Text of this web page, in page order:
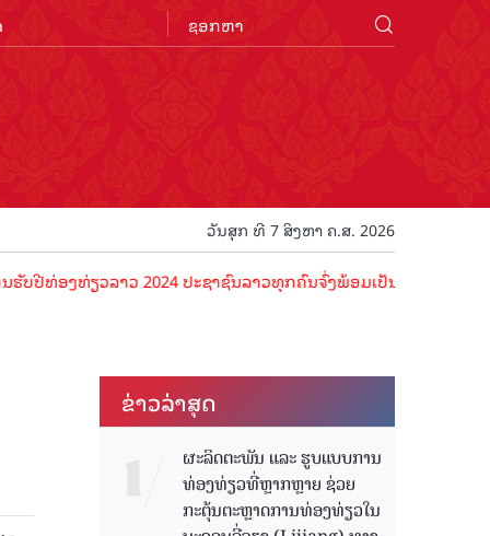
ວັນສຸກ ທີ 7 ສິງຫາ ຄ.ສ. 2026
ງທ່ຽວລາວ 2024 ປະຊາຊົນລາວທຸກຄົນຈົ່ງພ້ອມເປັນເຈົ້າພາບທີ່ດີ ຕ້ອນຮັ
ຂ່າວ​ລ່າ​ສຸດ
ຜະລິດຕະພັນ ແລະ ຮູບແບບການ
ທ່ອງທ່ຽວທີ່ຫຼາກຫຼາຍ ຊ່ວຍ
ກະຕຸ້ນຕະຫຼາດການທ່ອງທ່ຽວໃນ